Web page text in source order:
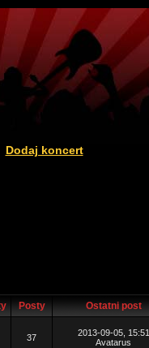
Dodaj koncert
Posty Ostatni post
37
2013-09-05, 15:51
Avatarus